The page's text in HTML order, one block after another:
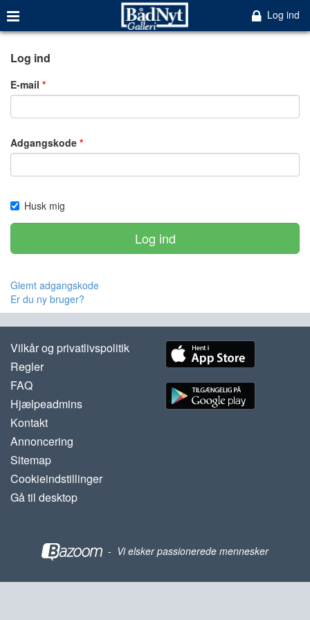
Log ind
Log ind
E-mail
Adgangskode
Husk mig
Log ind
Glemt adgangskode
Er du ny bruger?
Vilkår og privatlivspolitik
Regler
FAQ
Hjælpeadmins
Kontakt
Annoncering
Sitemap
Cookieindstillinger
Gå til desktop
- Vi elsker passionerede mennesker